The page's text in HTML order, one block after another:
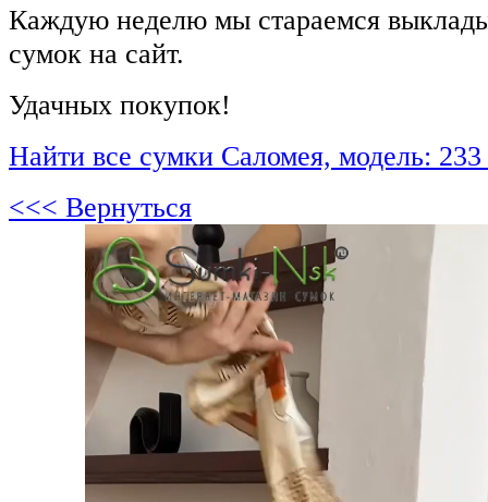
Каждую неделю мы стараемся
сумок на сайт.
Удачных покупок!
Найти все сумки Саломея, модель:
<<< Вернуться